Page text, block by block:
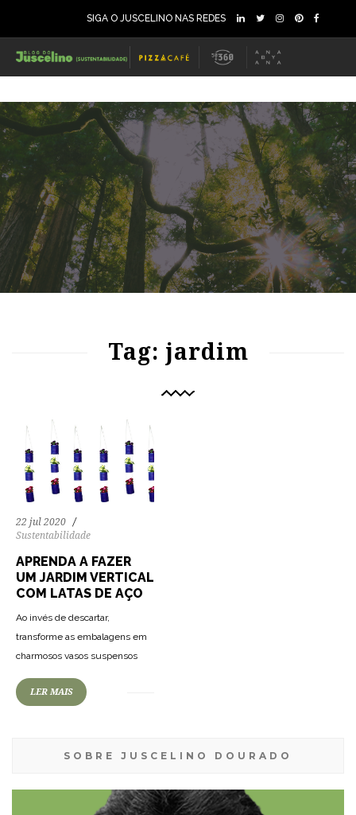
SIGA O JUSCELINO NAS REDES
Tag: jardim
22 jul 2020
Sustentabilidade
APRENDA A FAZER
UM JARDIM VERTICAL
COM LATAS DE AÇO
Ao invés de descartar,
transforme as embalagens em
charmosos vasos suspensos
LER MAIS
SOBRE JUSCELINO DOURADO